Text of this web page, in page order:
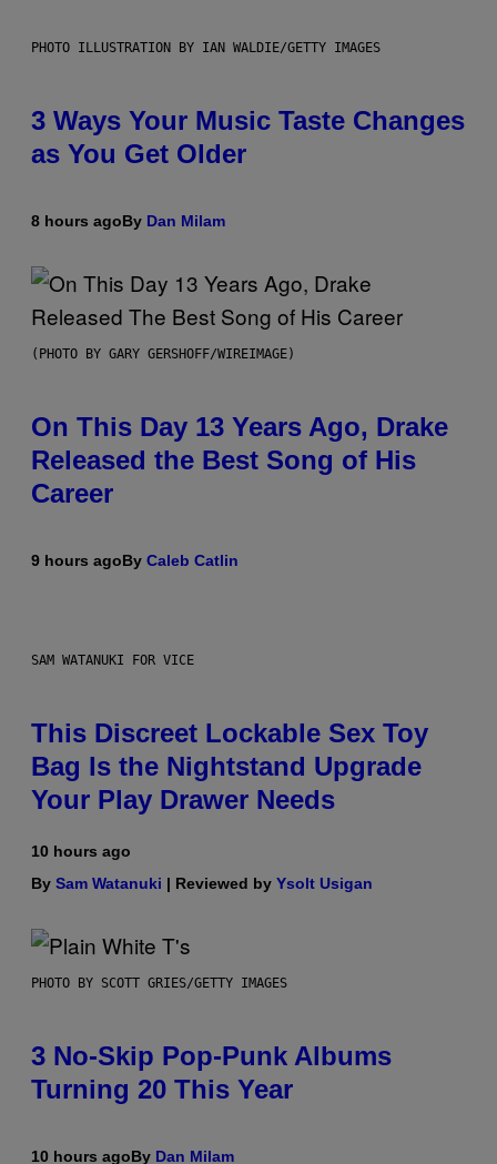
PHOTO ILLUSTRATION BY IAN WALDIE/GETTY IMAGES
3 Ways Your Music Taste Changes
as You Get Older
8 hours agoBy Dan Milam
(PHOTO BY GARY GERSHOFF/WIREIMAGE)
On This Day 13 Years Ago, Drake
Released the Best Song of His
Career
9 hours agoBy Caleb Catlin
SAM WATANUKI FOR VICE
This Discreet Lockable Sex Toy
Bag Is the Nightstand Upgrade
Your Play Drawer Needs
10 hours ago
By Sam Watanuki | Reviewed by Ysolt Usigan
PHOTO BY SCOTT GRIES/GETTY IMAGES
3 No-Skip Pop-Punk Albums
Turning 20 This Year
10 hours agoBy Dan Milam